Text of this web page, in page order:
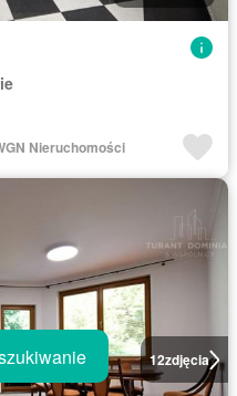
Nieruchomości
12zdjęcia